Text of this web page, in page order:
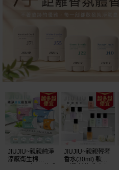
JIUJIU~親親純淨
涼感衛生棉
JIUJIU~親親輕奢
香水(30ml) 款式